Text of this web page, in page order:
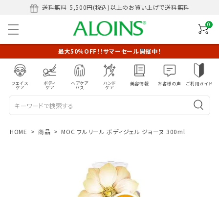
送料無料 5,500円(税込)以上のお買い上げで送料無料
0
最大50％OFF！！サマーセール開催中！
フェイス
ケア
ボディ
ケア
ヘアケア
バス
ハンド
ケア
美容情報 お客様の声 ご利用ガイド
HOME 商品 MOC フルリール ボディジェル ジョーヌ 300ml